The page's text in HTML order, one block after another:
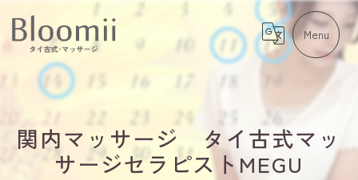
関内マッサージ タイ古式マッ
サージセラピストMEGU